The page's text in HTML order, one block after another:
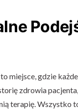
miejsce, gdzie
zdrowia
terapię. Wszystko